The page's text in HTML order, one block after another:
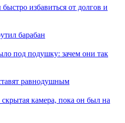
избавиться от долгов и
барабан
под подушку: зачем они так
равнодушным
камера, пока он был на